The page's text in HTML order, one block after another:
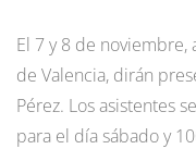
El 7 y 8 de noviembre,
de Valencia, dirán
Pérez. Los asistentes
para el día sábado y